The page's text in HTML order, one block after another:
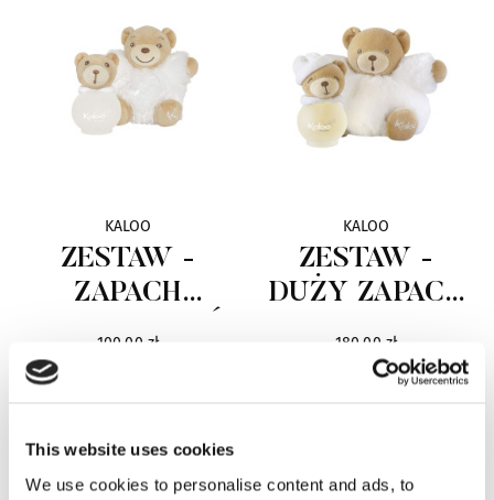
This website uses cookies
We use cookies to personalise content and ads, to
KALOO
ZESTAW -
ZAPACH
DRAGEE I MIŚ
100,00 zł
KALOO
ZESTAW -
DUŻY ZAPACH
DRAGEE I
PLUSZAK
180,00 zł